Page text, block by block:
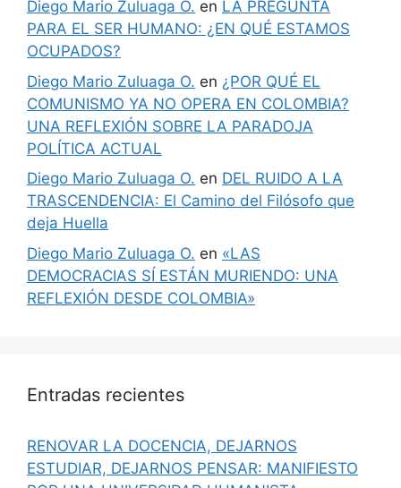
Diego Mario Zuluaga O. en LA PREGUNTA
PARA EL SER HUMANO: ¿EN QUÉ ESTAMOS
OCUPADOS?
Diego Mario Zuluaga O. en ¿POR QUÉ EL
COMUNISMO YA NO OPERA EN COLOMBIA?
UNA REFLEXIÓN SOBRE LA PARADOJA
POLÍTICA ACTUAL
Diego Mario Zuluaga O. en DEL RUIDO A LA
TRASCENDENCIA: El Camino del Filósofo que
deja Huella
Diego Mario Zuluaga O. en «LAS
DEMOCRACIAS SÍ ESTÁN MURIENDO: UNA
REFLEXIÓN DESDE COLOMBIA»
Entradas recientes
RENOVAR LA DOCENCIA, DEJARNOS
ESTUDIAR, DEJARNOS PENSAR: MANIFIESTO